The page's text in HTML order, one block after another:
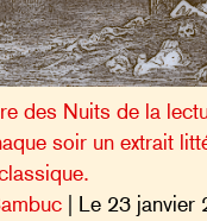
des Nuits de la
soir un extrait
| Le 23 janvier